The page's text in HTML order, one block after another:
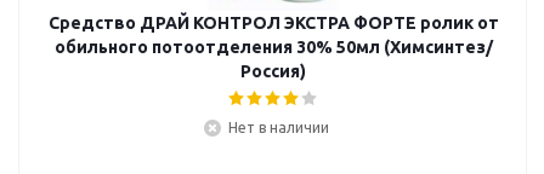
Средство ДРАЙ КОНТРОЛ ЭКСТРА ФОРТЕ ролик от
обильного потоотделения 30% 50мл (Химсинтез/
Россия)
Нет в наличии